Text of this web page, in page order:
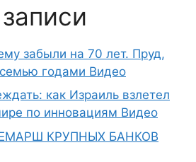
забыли на 70 лет. Пруд,
годами Видео
как Израиль взлетел
по инновациям Видео
КРУПНЫХ БАНКОВ